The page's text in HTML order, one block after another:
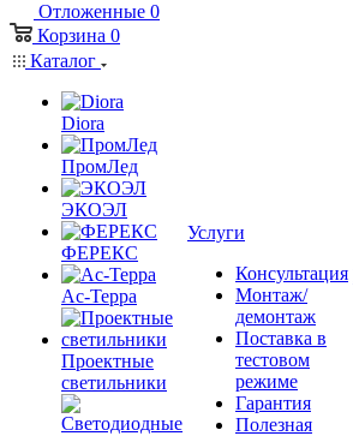
Отложенные 0
Корзина 0
Каталог
Diora
ПромЛед
ЭКОЭЛ
ФЕРЕКС
Ас-Терра
Проектные
светильники
Услуги
Консультация
Монтаж/
демонтаж
Поставка в
тестовом
режиме
Гарантия
Полезная